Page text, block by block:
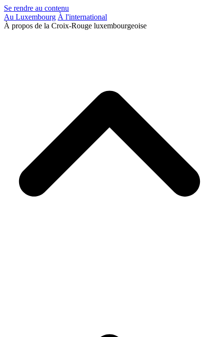
Se rendre au contenu
Au Luxembourg À l'international
À propos de la Croix-Rouge luxembourgeoise